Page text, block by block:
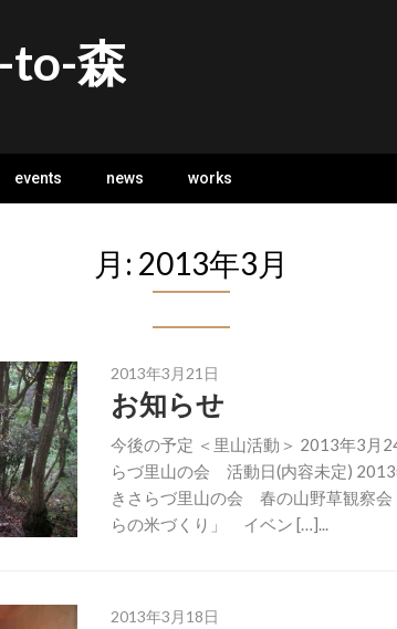
to-森
events news works
月: 2013年3月
2013年3月21日
お知らせ
今後の予定 ＜里山活動＞ 2013年3月
らづ里山の会 活動日(内容未定)
きさらづ里山の会 春の山野草観察会
らの米づくり」 イベン […]...
2013年3月18日